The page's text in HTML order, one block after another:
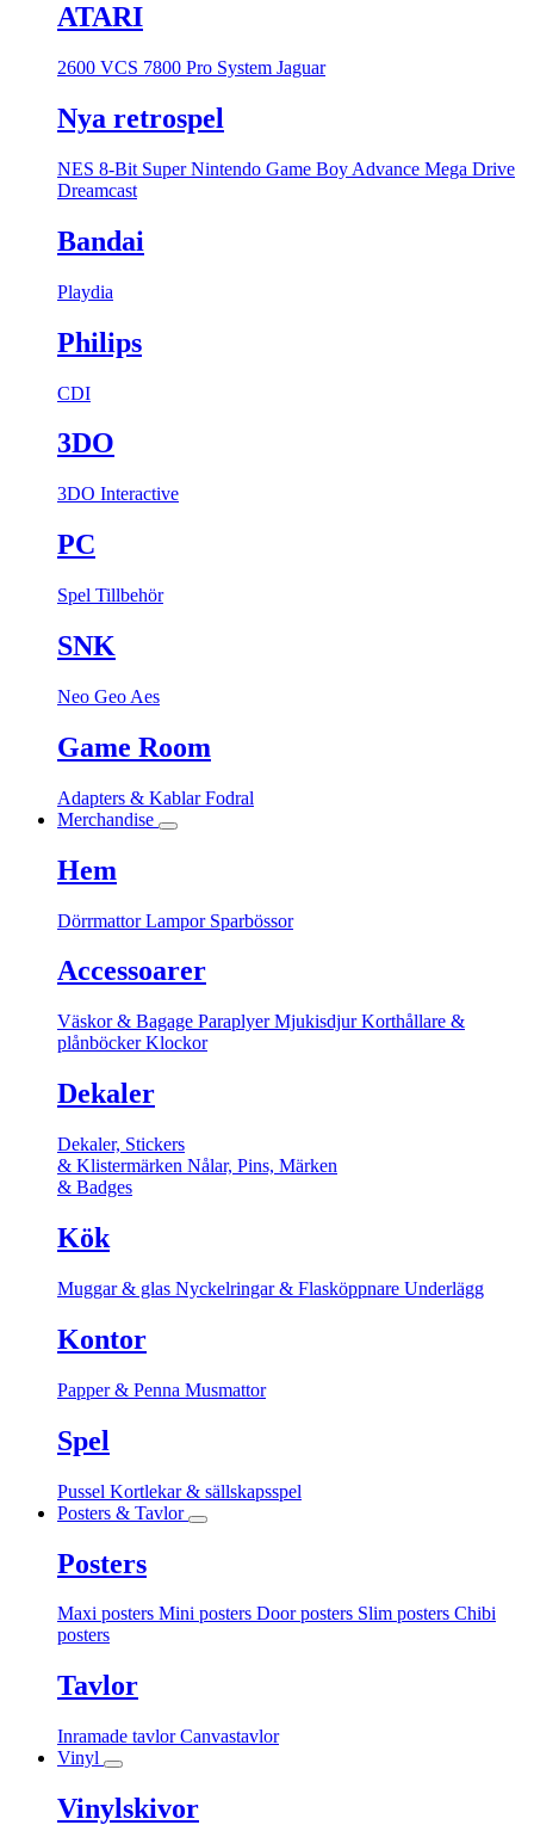
ATARI
2600 VCS 7800 Pro System Jaguar
Nya retrospel
NES 8-Bit Super Nintendo Game Boy Advance Mega Drive
Dreamcast
Bandai
Playdia
Philips
CDI
3DO
3DO Interactive
PC
Spel Tillbehör
SNK
Neo Geo Aes
Game Room
Adapters & KablarFodral
Merchandise
Hem
DörrmattorLampor Sparbössor
Accessoarer
Väskor & Bagage ParaplyerMjukisdjurKorthållare &
plånböckerKlockor
Dekaler
Dekaler, Stickers
& Klistermärken Nålar, Pins, Märken
& Badges
Kök
Muggar & glas Nyckelringar & Flasköppnare Underlägg
Kontor
Papper & Penna Musmattor
Spel
Pussel Kortlekar & sällskapsspel
Posters & Tavlor
Posters
Maxi posters Mini posters Door posters Slim posters Chibi
posters
Tavlor
Inramade tavlorCanvastavlor
Vinyl
Vinylskivor